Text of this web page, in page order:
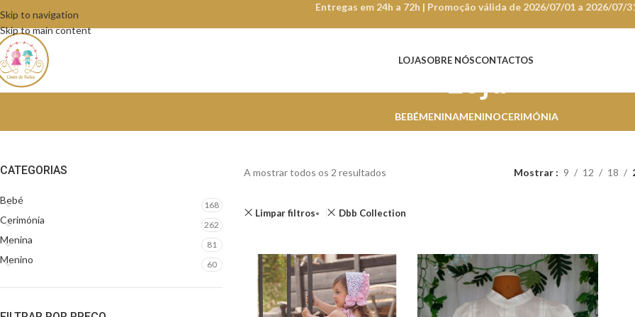
Skip to navigation
Skip to main content
Entregas em 24h a 72h | Promoção válida de 2026/07/01 a 2026/07/
LOJASOBRE NÓSCONTACTOS
Loja
BEBÉMENINAMENINOCERIMÓNIA
CATEGORIAS
Bebé 168
Cerimónia 262
Menina 81
Menino 60
A mostrar todos os 2 resultados Mostrar 9 12 18
Limpar filtros Dbb Collection